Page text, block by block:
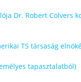
Dr. Robert Colvers
TS társaság
tapasztalatból)